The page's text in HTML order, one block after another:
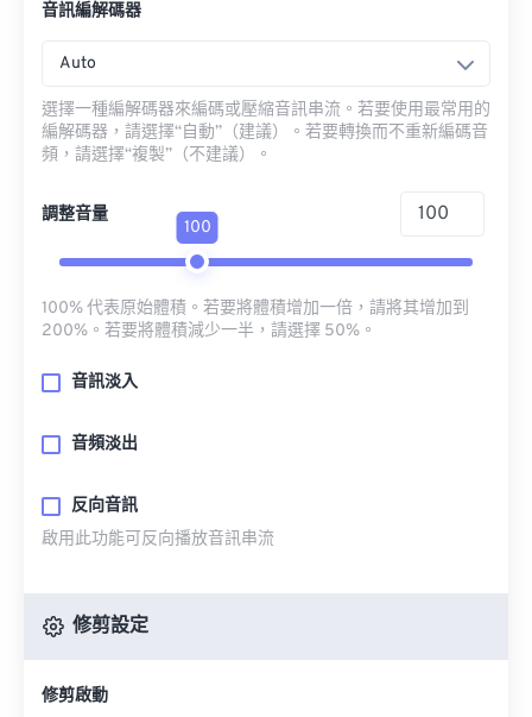
音訊編解碼器
Auto
選擇一種編解碼器來編碼或壓縮音訊串流。若要使用最常用的
編解碼器，請選擇“自動”（建議）。若要轉換而不重新編碼音
頻，請選擇“複製”（不建議）。
調整音量
100
100% 代表原始體積。若要將體積增加一倍，請將其增加到
200%。若要將體積減少一半，請選擇 50%。
音訊淡入
音頻淡出
反向音訊
啟用此功能可反向播放音訊串流
修剪設定
修剪啟動